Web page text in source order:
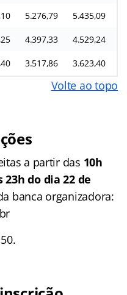
5.276,79 5.435,09
4.397,33 4.529,24
3.517,86 3.623,40
Volte ao topo
a partir das 10h
23h do dia 22 de
banca organizadora: